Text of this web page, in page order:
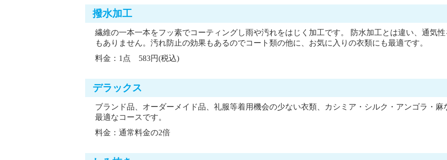
撥水加工
繊維の一本一本をフッ素でコーティングし雨や汚れをはじく加工です。 防水加工とは違い、通気
もありません。汚れ防止の効果もあるのでコート類の他に、お気に入りの衣類にも最適です。
料金：1点 583円(税込)
デラックス
ブランド品、オーダーメイド品、礼服等着用機会の少ない衣類、カシミア・シルク・アンゴラ・
最適なコースです。
料金：通常料金の2倍